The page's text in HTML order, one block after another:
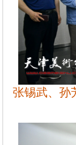
张锡武、孙